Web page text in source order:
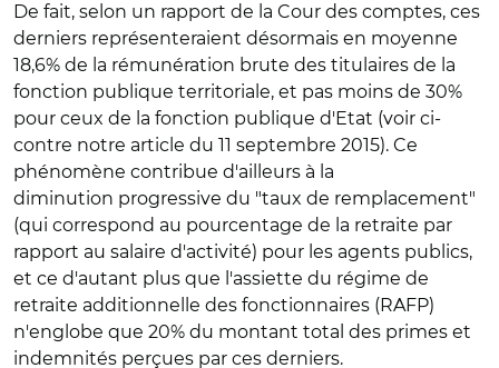
De fait, selon un rapport de la Cour des comptes, ces
derniers représenteraient désormais en moyenne
18,6% de la rémunération brute des titulaires de la
fonction publique territoriale, et pas moins de 30%
pour ceux de la fonction publique d'Etat (voir ci-
contre notre article du 11 septembre 2015). Ce
phénomène contribue d'ailleurs à la
diminution progressive du "taux de remplacement"
(qui correspond au pourcentage de la retraite par
rapport au salaire d'activité) pour les agents publics,
et ce d'autant plus que l'assiette du régime de
retraite additionnelle des fonctionnaires (RAFP)
n'englobe que 20% du montant total des primes et
indemnités perçues par ces derniers.